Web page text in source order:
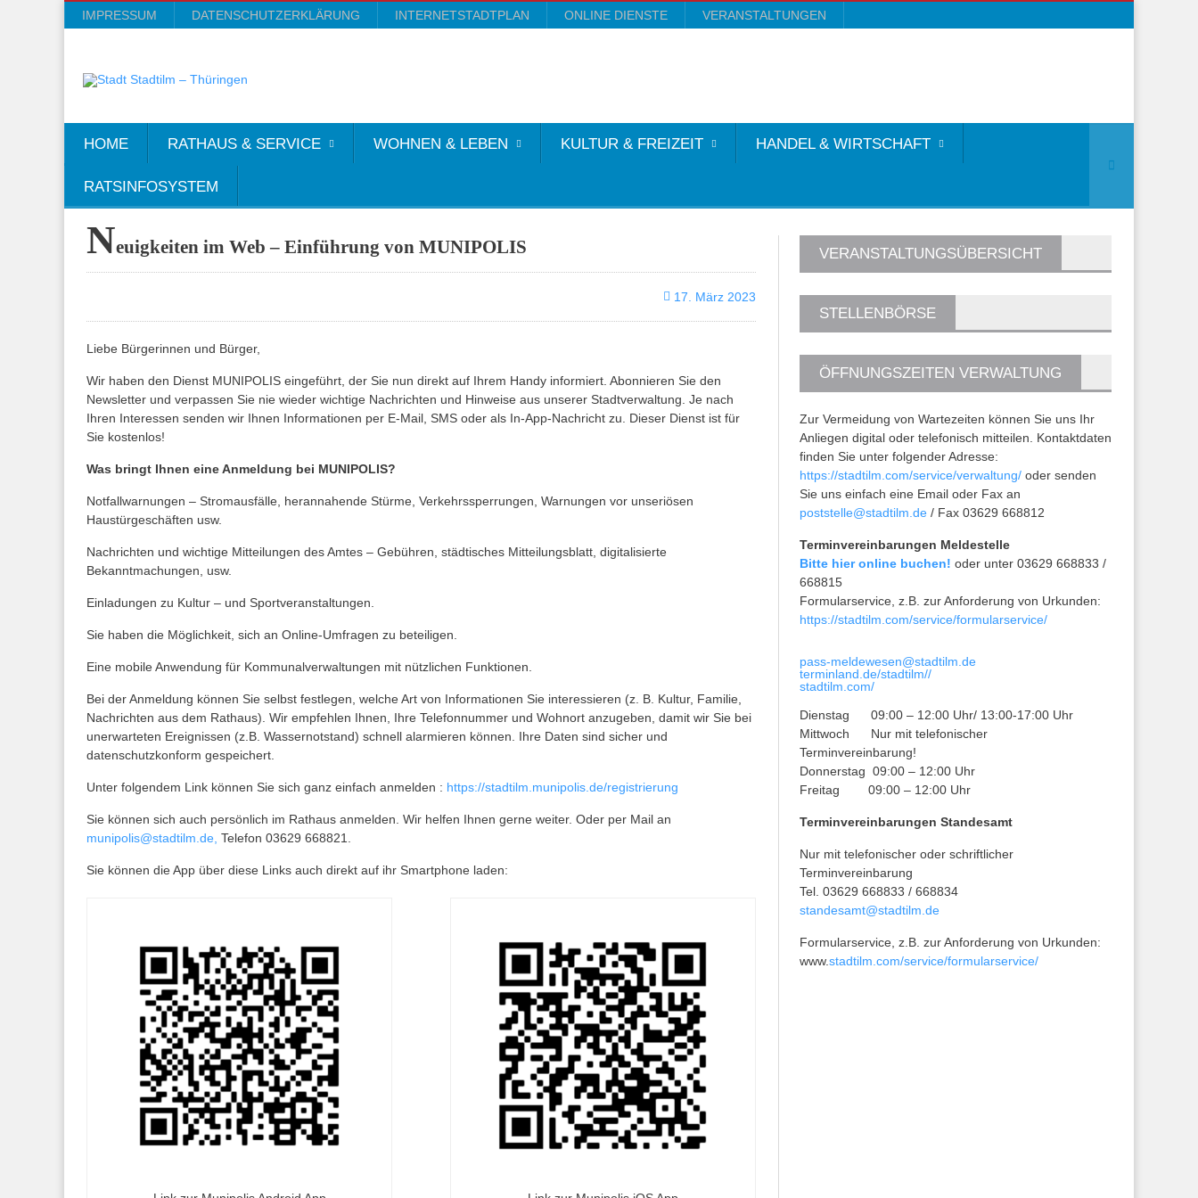
IMPRESSUM DATENSCHUTZERKLÄRUNG INTERNETSTADTPLAN ONLINE DIENSTE VERANSTALTUNGEN
HOME RATHAUS & SERVICE WOHNEN & LEBEN KULTUR & FREIZEIT HANDEL & WIRTSCHAFT
RATSINFOSYSTEM
Neuigkeiten im Web – Einführung von MUNIPOLIS
17. März 2023
Liebe Bürgerinnen und Bürger,
Wir haben den Dienst MUNIPOLIS eingeführt, der Sie nun direkt auf Ihrem Handy informiert. Abonnieren Sie den
Newsletter und verpassen Sie nie wieder wichtige Nachrichten und Hinweise aus unserer Stadtverwaltung. Je nach
Ihren Interessen senden wir Ihnen Informationen per E-Mail, SMS oder als In-App-Nachricht zu. Dieser Dienst ist für
Sie kostenlos!
Was bringt Ihnen eine Anmeldung bei MUNIPOLIS?
Notfallwarnungen – Stromausfälle, herannahende Stürme, Verkehrssperrungen, Warnungen vor unseriösen
Haustürgeschäften usw.
Nachrichten und wichtige Mitteilungen des Amtes – Gebühren, städtisches Mitteilungsblatt, digitalisierte
Bekanntmachungen, usw.
Einladungen zu Kultur – und Sportveranstaltungen.
Sie haben die Möglichkeit, sich an Online-Umfragen zu beteiligen.
Eine mobile Anwendung für Kommunalverwaltungen mit nützlichen Funktionen.
Bei der Anmeldung können Sie selbst festlegen, welche Art von Informationen Sie interessieren (z. B. Kultur, Familie,
Nachrichten aus dem Rathaus). Wir empfehlen Ihnen, Ihre Telefonnummer und Wohnort anzugeben, damit wir Sie bei
unerwarteten Ereignissen (z.B. Wassernotstand) schnell alarmieren können. Ihre Daten sind sicher und
datenschutzkonform gespeichert.
Unter folgendem Link können Sie sich ganz einfach anmelden : https://stadtilm.munipolis.de/registrierung
Sie können sich auch persönlich im Rathaus anmelden. Wir helfen Ihnen gerne weiter. Oder per Mail an
munipolis@stadtilm.de, Telefon 03629 668821.
Sie können die App über diese Links auch direkt auf ihr Smartphone laden:
VERANSTALTUNGSÜBERSICHT
STELLENBÖRSE
ÖFFNUNGSZEITEN VERWALTUNG
Zur Vermeidung von Wartezeiten können Sie uns Ihr
Anliegen digital oder telefonisch mitteilen. Kontaktdaten
finden Sie unter folgender Adresse:
https://stadtilm.com/service/verwaltung/ oder senden
Sie uns einfach eine Email oder Fax an
poststelle@stadtilm.de / Fax 03629 668812
Terminvereinbarungen Meldestelle
Bitte hier online buchen! oder unter 03629 668833 /
668815
Formularservice, z.B. zur Anforderung von Urkunden:
https://stadtilm.com/service/formularservice/
pass-meldewesen@stadtilm.de
terminland.de/stadtilm//
stadtilm.com/
Dienstag 09:00 – 12:00 Uhr/ 13:00-17:00 Uhr
Mittwoch Nur mit telefonischer
Terminvereinbarung!
Donnerstag 09:00 – 12:00 Uhr
Freitag 09:00 – 12:00 Uhr
Terminvereinbarungen Standesamt
Nur mit telefonischer oder schriftlicher
Terminvereinbarung
Tel. 03629 668833 / 668834
standesamt@stadtilm.de
Formularservice, z.B. zur Anforderung von Urkunden:
www.stadtilm.com/service/formularservice/